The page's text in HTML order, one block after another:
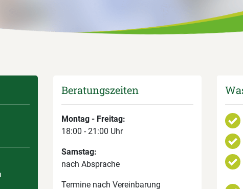
Beratungszeiten
Montag - Freitag:
18:00 - 21:00 Uhr
Samstag:
nach Absprache
Termine nach Vereinbarung